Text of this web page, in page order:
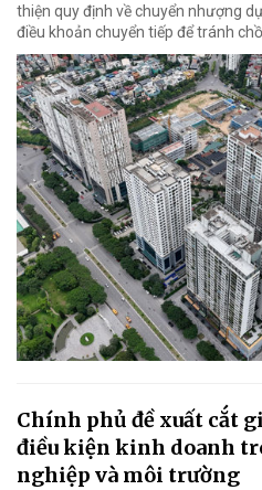
thiện quy định về chuyển nhượng
điều khoản chuyển tiếp để tránh
Chính phủ đề xuất cắt
điều kiện kinh doanh
nghiệp và môi trường